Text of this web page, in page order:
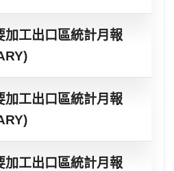
加工出口區統計月報
加工出口區統計月報
加工出口區統計月報